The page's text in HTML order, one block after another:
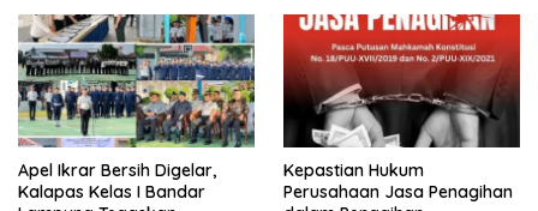
Apel Ikrar Bersih Digelar,
Kalapas Kelas I Bandar
Kepastian Hukum
Perusahaan Jasa Penagihan